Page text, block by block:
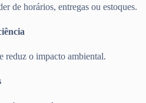
de horários, entregas ou estoques.
reduz o impacto ambiental.